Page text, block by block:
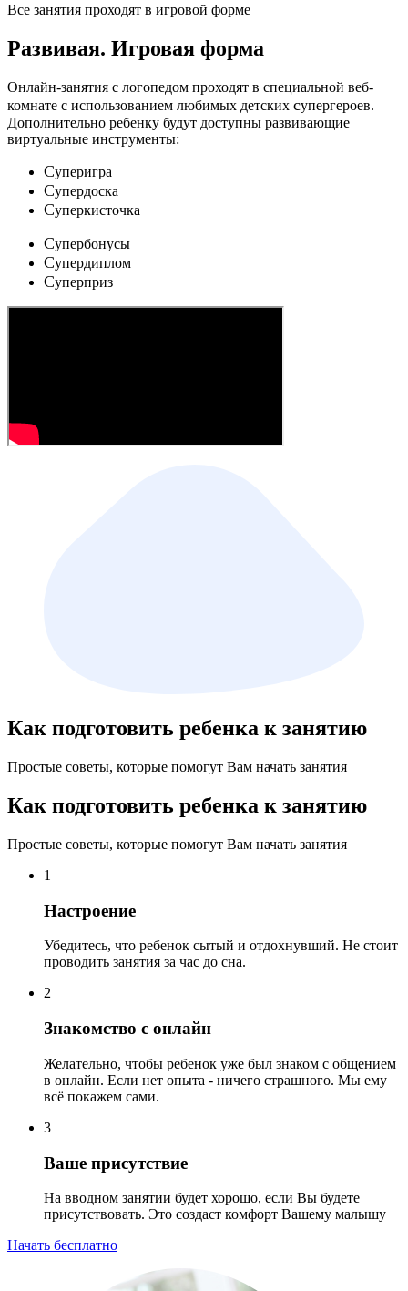
Все занятия проходят в игровой форме
Развивая. Игровая форма
Онлайн-занятия с логопедом проходят в специальной веб-
комнате с использованием любимых детских cупергероев.
Дополнительно ребенку будут доступны развивающие
виртуальные инструменты:
Cуперигра
Cупердоска
Cуперкисточка
Cупербонусы
Cупердиплом
Cуперприз
Как подготовить ребенка к занятию
Простые советы, которые помогут Вам начать занятия
Как подготовить ребенка к занятию
Простые советы, которые помогут Вам начать занятия
1
Настроение
Убедитесь, что ребенок сытый и отдохнувший. Не стоит
проводить занятия за час до сна.
2
Знакомство с онлайн
Желательно, чтобы ребенок уже был знаком с общением
в онлайн. Если нет опыта - ничего страшного. Мы ему
всё покажем сами.
3
Ваше присутствие
На вводном занятии будет хорошо, если Вы будете
присутствовать. Это создаст комфорт Вашему малышу
Начать бесплатно